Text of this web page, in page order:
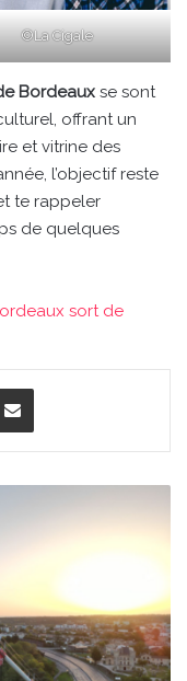
©La Cigale
Bordeaux se sont
offrant un
et vitrine des
l’objectif reste
te rappeler
de quelques
sort de
Partager par email